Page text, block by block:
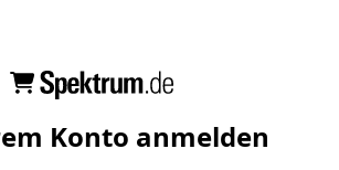
Konto anmelden